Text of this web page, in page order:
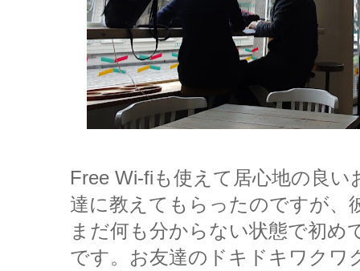
Free Wi-fiも使えて居心地の良
達に教えてもらったのですが、
まだ何も分からない状態で初め
です。お友達のドキドキワクワ